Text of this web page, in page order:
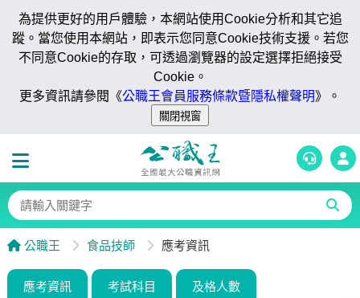
為提供更好的用戶體驗，本網站使用Cookie分析和其它追
蹤。當您使用本網站，即表示您同意Cookie技術支援。若您
不同意Cookie的存取，可透過瀏覽器的設定選擇拒絕接受
Cookie。
更多資訊請參閱《公職王會員服務條款暨隱私權聲明》。
公職王 食品技師 應考資訊
應考資訊 考試科目 及格人數